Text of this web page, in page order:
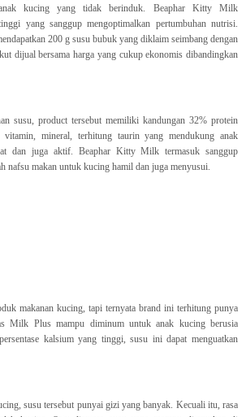
kucing yang tidak berinduk. Beaphar Kitty Milk
yang sanggup mengoptimalkan pertumbuhan nutrisi.
200 g susu bubuk yang diklaim seimbang dengan
dijual bersama harga yang cukup ekonomis dibandingkan
susu, product tersebut memiliki kandungan 32% protein
vitamin, mineral, terhitung taurin yang mendukung anak
dan juga aktif. Beaphar Kitty Milk termasuk sanggup
nafsu makan untuk kucing hamil dan juga menyusui.
makanan kucing, tapi ternyata brand ini terhitung punya
Milk Plus mampu diminum untuk anak kucing berusia
kalsium yang tinggi, susu ini dapat menguatkan
susu tersebut punyai gizi yang banyak. Kecuali itu, rasa